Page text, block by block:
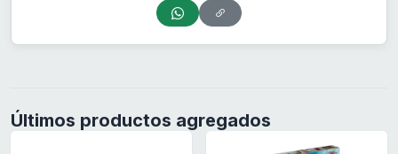
Últimos productos agregados